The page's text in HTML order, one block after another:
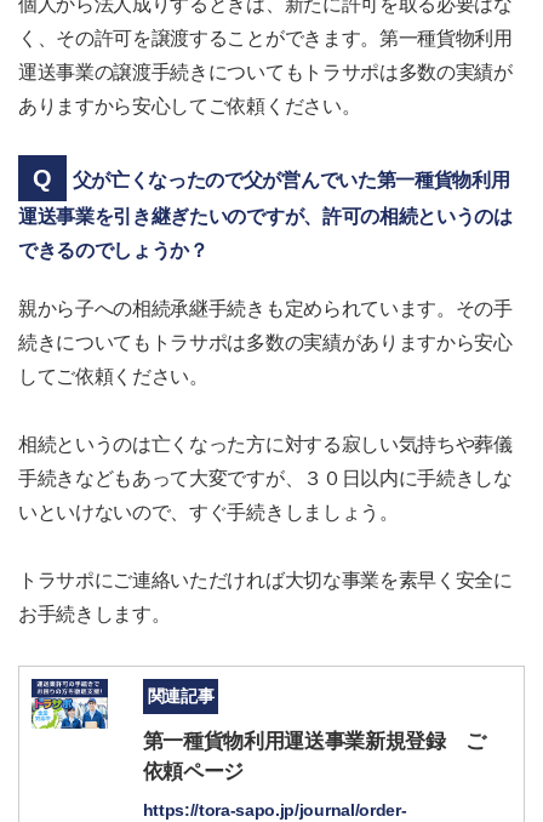
個人から法人成りするときは、新たに許可を取る必要はな
く、その許可を譲渡することができます。第一種貨物利用
運送事業の譲渡手続きについてもトラサポは多数の実績が
ありますから安心してご依頼ください。
父が亡くなったので父が営んでいた第一種貨物利用
運送事業を引き継ぎたいのですが、許可の相続というのは
できるのでしょうか？
親から子への相続承継手続きも定められています。その手
続きについてもトラサポは多数の実績がありますから安心
してご依頼ください。
相続というのは亡くなった方に対する寂しい気持ちや葬儀
手続きなどもあって大変ですが、３０日以内に手続きしな
いといけないので、すぐ手続きしましょう。
トラサポにご連絡いただければ大切な事業を素早く安全に
お手続きします。
関連記事
第一種貨物利用運送事業新規登録 ご
依頼ページ
https://tora-sapo.jp/journal/order-